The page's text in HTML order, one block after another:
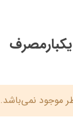
موجود نمی‌باشد.